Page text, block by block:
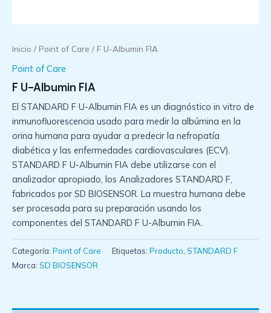
Inicio / Point of Care / F U-Albumin FIA
Point of Care
F U-Albumin FIA
El STANDARD F U-Albumin FIA es un diagnóstico in vitro de
inmunofluorescencia usado para medir la albúmina en la
orina humana para ayudar a predecir la nefropatía
diabética y las enfermedades cardiovasculares (ECV).
STANDARD F U-Albumin FIA debe utilizarse con el
analizador apropiado, los Analizadores STANDARD F,
fabricados por SD BIOSENSOR. La muestra humana debe
ser procesada para su preparación usando los
componentes del STANDARD F U-Albumin FIA.
Categoría: Point of Care Etiquetas: Producto, STANDARD F
Marca: SD BIOSENSOR